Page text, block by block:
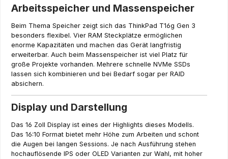
Arbeitsspeicher und Massenspeicher
Beim Thema Speicher zeigt sich das ThinkPad T16g Gen 3
besonders flexibel. Vier RAM Steckplätze ermöglichen
enorme Kapazitäten und machen das Gerät langfristig
erweiterbar. Auch beim Massenspeicher ist viel Platz für
große Projekte vorhanden. Mehrere schnelle NVMe SSDs
lassen sich kombinieren und bei Bedarf sogar per RAID
absichern.
Display und Darstellung
Das 16 Zoll Display ist eines der Highlights dieses Modells.
Das 16:10 Format bietet mehr Höhe zum Arbeiten und schont
die Augen bei langen Sessions. Je nach Ausführung stehen
hochauflösende IPS oder OLED Varianten zur Wahl, mit hoher